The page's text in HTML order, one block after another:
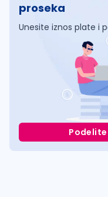
proseka
Unesite iznos plate i